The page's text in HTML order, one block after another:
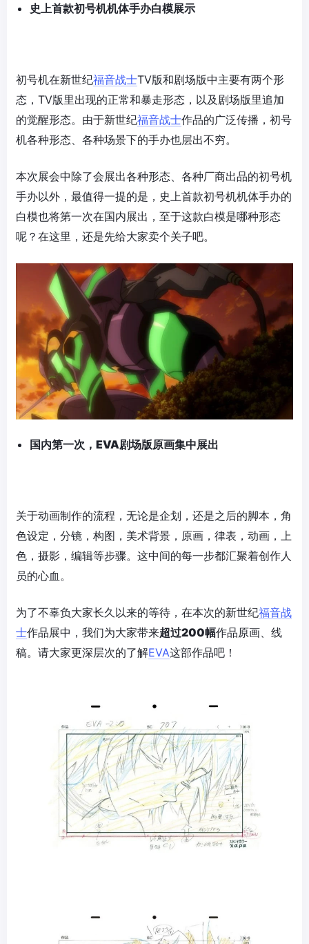
史上首款初号机机体手办白模展示
初号机在新世纪福音战士TV版和剧场版中主要有两个形
态，TV版里出现的正常和暴走形态，以及剧场版里追加
的觉醒形态。由于新世纪福音战士作品的广泛传播，初号
机各种形态、各种场景下的手办也层出不穷。
本次展会中除了会展出各种形态、各种厂商出品的初号机
手办以外，最值得一提的是，史上首款初号机机体手办的
白模也将第一次在国内展出，至于这款白模是哪种形态
呢？在这里，还是先给大家卖个关子吧。
国内第一次，EVA剧场版原画集中展出
关于动画制作的流程，无论是企划，还是之后的脚本，角
色设定，分镜，构图，美术背景，原画，律表，动画，上
色，摄影，编辑等步骤。这中间的每一步都汇聚着创作人
员的心血。
为了不辜负大家长久以来的等待，在本次的新世纪福音战
士作品展中，我们为大家带来超过200幅作品原画、线
稿。请大家更深层次的了解EVA这部作品吧！